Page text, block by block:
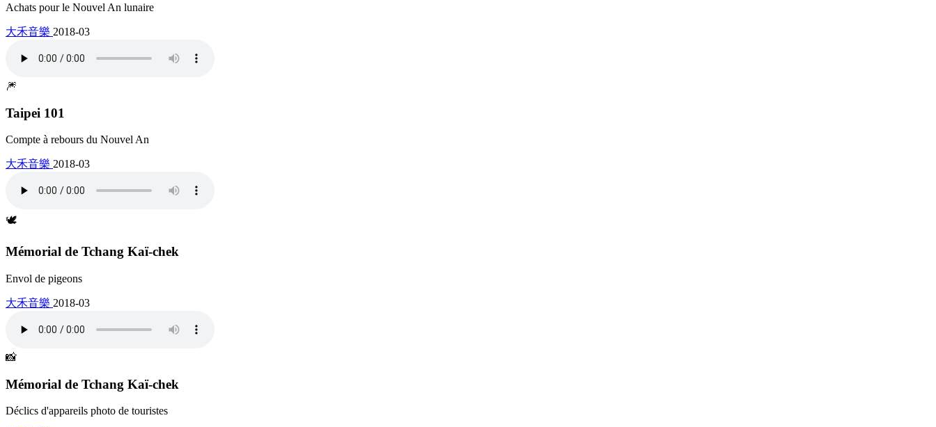
Achats pour le Nouvel An lunaire
大禾音樂 2018-03
🎆
Taipei 101
Compte à rebours du Nouvel An
大禾音樂 2018-03
🕊️
Mémorial de Tchang Kaï-chek
Envol de pigeons
大禾音樂 2018-03
📸
Mémorial de Tchang Kaï-chek
Déclics d'appareils photo de touristes